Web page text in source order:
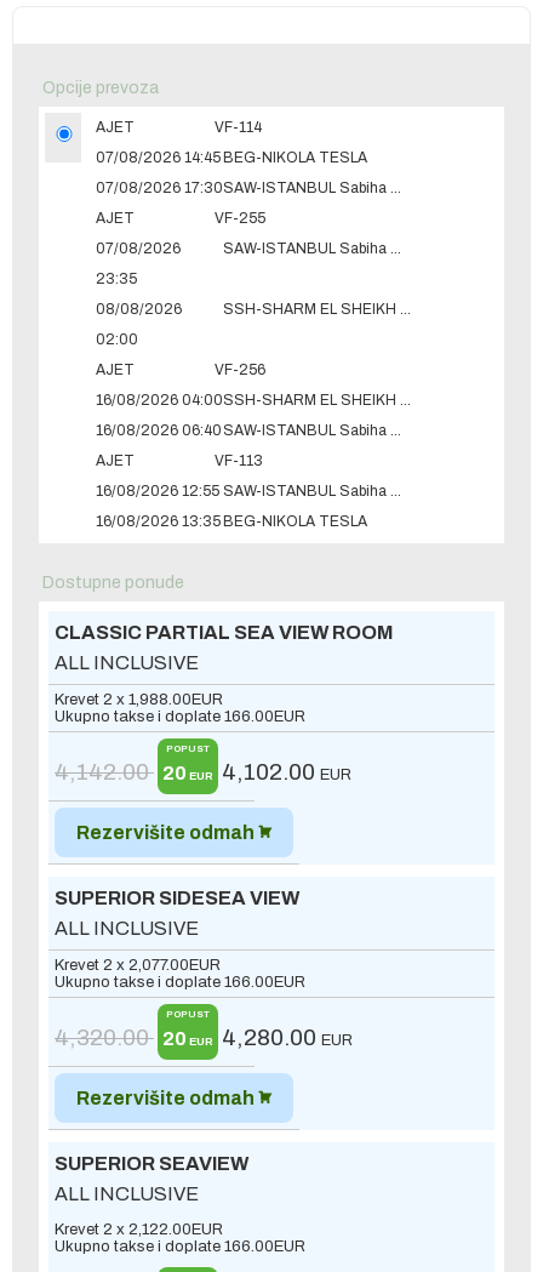
Opcije prevoza
AJET
VF-114
07/08/2026 14:45BEG-NIKOLA TESLA
07/08/2026 17:30
AJET
VF-255
07/08/2026
23:35
08/08/2026
02:00
AJET
VF-256
16/08/2026 04:00
16/08/2026 06:40
AJET
VF-113
16/08/2026 12:55
16/08/2026 13:35BEG-NIKOLA TESLA
Dostupne ponude
CLASSIC PARTIAL SEA VIEW ROOM
ALL INCLUSIVE
Krevet 2 x 1,988.00EUR
Ukupno takse i doplate 166.00EUR
4,142.00
POPUST
20 EUR 4,102.00 EUR
Rezervišite odmah
SUPERIOR SIDESEA VIEW
ALL INCLUSIVE
Krevet 2 x 2,077.00EUR
Ukupno takse i doplate 166.00EUR
4,320.00
POPUST
20 EUR 4,280.00 EUR
Rezervišite odmah
SUPERIOR SEAVIEW
ALL INCLUSIVE
Krevet 2 x 2,122.00EUR
Ukupno takse i doplate 166.00EUR